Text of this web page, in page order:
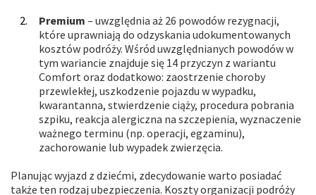
Premium – uwzględnia aż 26 powodów rezygnacji,
które uprawniają do odzyskania udokumentowanych
kosztów podróży. Wśród uwzględnianych powodów w
tym wariancie znajduje się 14 przyczyn z wariantu
Comfort oraz dodatkowo: zaostrzenie choroby
przewlekłej, uszkodzenie pojazdu w wypadku,
kwarantanna, stwierdzenie ciąży, procedura pobrania
szpiku, reakcja alergiczna na szczepienia, wyznaczenie
ważnego terminu (np. operacji, egzaminu),
zachorowanie lub wypadek zwierzęcia.
Planując wyjazd z dziećmi, zdecydowanie warto posiadać
także ten rodzaj ubezpieczenia. Koszty organizacji podróży